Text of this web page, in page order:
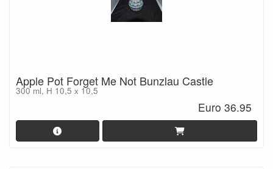
Apple Pot Forget Me Not Bunzlau Castle
300 ml, H 10,5 x 10,5
Euro 36.95